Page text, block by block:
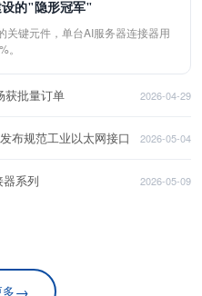
设的"隐形冠军"
关键元件，单台AI服务器连接器用
获批量订单 2026-04-29
布规范工业以太网接口 2026-05-04
系列 2026-05-09